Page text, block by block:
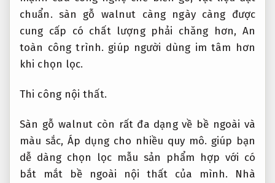
chuẩn. sàn gỗ walnut càng ngày càng được
cung cấp có chất lượng phải chăng hơn, An
toàn công trình. giúp người dùng im tâm hơn
khi chọn lọc.
Thi công nội thất.
Sàn gỗ walnut còn rất đa dạng về bề ngoài và
màu sắc, Áp dụng cho nhiều quy mô. giúp bạn
dễ dàng chọn lọc mẫu sản phẩm hợp với có
bắt mắt bề ngoài nội thất của mình.
Nhà